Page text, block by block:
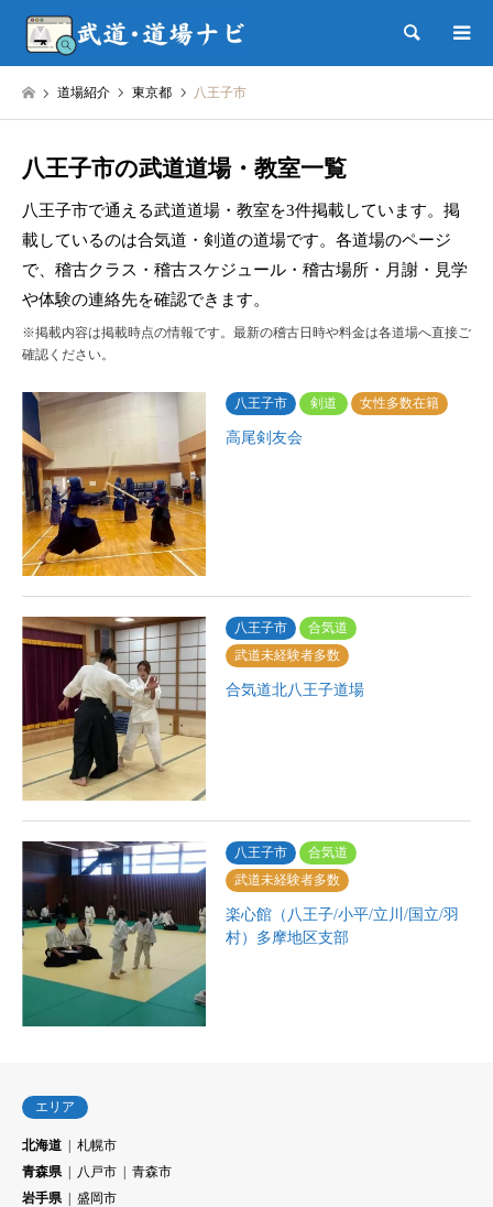
検索
道場紹介 東京都 八王子市
八王子市の武道道場・教室一覧
八王子市で通える武道道場・教室を3件掲載しています。掲
載しているのは合気道・剣道の道場です。各道場のページ
で、稽古クラス・稽古スケジュール・稽古場所・月謝・見学
や体験の連絡先を確認できます。
※掲載内容は掲載時点の情報です。最新の稽古日時や料金は各道場へ直接ご
確認ください。
八王子市 剣道 女性多数在籍
高尾剣友会
八王子市
合気道
武道未経験者多数
合気道北八王子道場
八王子市
合気道
武道未経験者多数
楽心館（八王子/小平/立川/国立/羽
村）多摩地区支部
エリア
北海道
札幌市
青森県
八戸市
青森市
岩手県
盛岡市